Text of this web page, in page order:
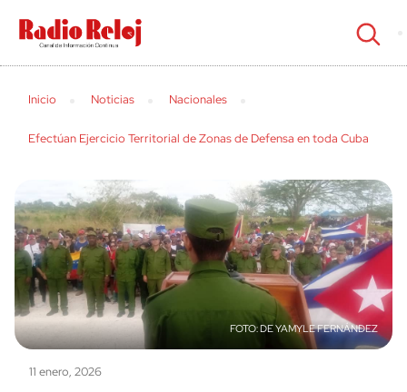
cerrar
Inicio Noticias Nacionales
Efectúan Ejercicio Territorial de Zonas de Defensa en toda Cuba
DE YAMYLE FERNÁNDEZ
11 enero, 2026